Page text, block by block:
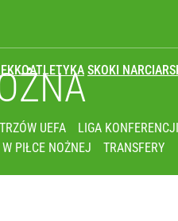
SKOKI
w podróży. Premiera
UEFA LIGA
PIŁCE NOŻNEJ
TRANSFERY